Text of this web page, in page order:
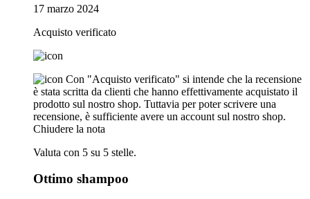
17 marzo 2024
Acquisto verificato
Con "Acquisto verificato" si intende che la recensione
è stata scritta da clienti che hanno effettivamente acquistato il
prodotto sul nostro shop. Tuttavia per poter scrivere una
recensione, è sufficiente avere un account sul nostro shop.
Chiudere la nota
Valuta con 5 su 5 stelle.
Ottimo shampoo